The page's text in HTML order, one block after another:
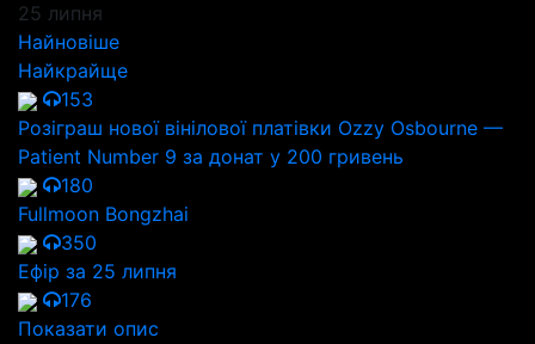
25 липня
Найновіше
Найкрайще
153
Розіграш нової вінілової платівки Ozzy Osbourne —
Patient Number 9 за донат у 200 гривень
180
Fullmoon Bongzhai
350
Ефір за 25 липня
176
Показати опис